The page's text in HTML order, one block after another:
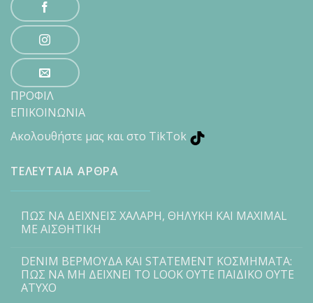
ΠΡΟΦΙΛ
ΕΠΙΚΟΙΝΩΝΙΑ
Ακολουθήστε μας και στο TikTok
ΤΕΛΕΥΤΑΙΑ ΑΡΘΡΑ
ΠΩΣ ΝΑ ΔΕΙΧΝΕΙΣ ΧΑΛΑΡΗ, ΘΗΛΥΚΗ ΚΑΙ MAXIMAL
ΜΕ ΑΙΣΘΗΤΙΚΗ
DENIM ΒΕΡΜΟΥΔΑ ΚΑΙ STATEMENT ΚΟΣΜΗΜΑΤΑ:
ΠΩΣ ΝΑ ΜΗ ΔΕΙΧΝΕΙ ΤΟ LOOK ΟΥΤΕ ΠΑΙΔΙΚΟ ΟΥΤΕ
ΑΤΥΧΟ